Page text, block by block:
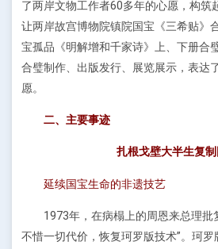
了两岸文物工作者60多年的心愿，构筑
让两岸故宫博物院镇院国宝《三希贴》
宝孤品《明解增和千家诗》上、下册合
合璧制作、出版发行、展览展示，表达
愿。
二、主要事迹
扎根戈壁大半生复
延续国宝生命的非遗技艺
1973年，在病榻上的周恩来总理批
不惜一切代价，恢复珂罗版技术”。珂